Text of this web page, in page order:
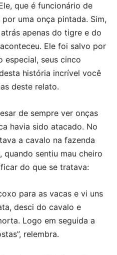
que é funcionário de
uma onça pintada. Sim,
apenas do tigre e do
Ele foi salvo por
especial, seus cinco
história incrível você
deste relato.
de sempre ver onças
havia sido atacado. No
a cavalo na fazenda
quando sentiu mau cheiro
do que se tratava:
para as vacas e vi uns
desci do cavalo e
Logo em seguida a
relembra.